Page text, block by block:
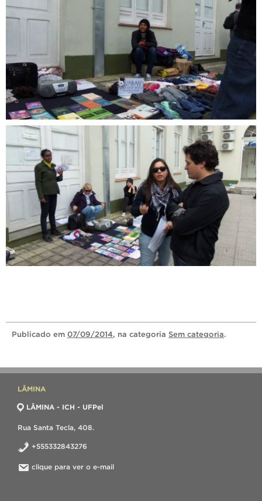
Publicado em 07/09/2014, na categoria Sem categoria.
LÂMINA
LÂMINA - ICH - UFPel
Rua Santa Tecla, 408.
+555332843276
clique para ver o e-mail